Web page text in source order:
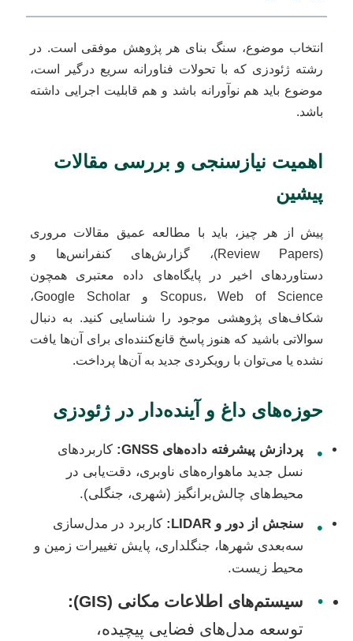
انتخاب موضوع، سنگ بنای هر پژوهش موفقی است. در
رشته ژئودزی که با تحولات فناورانه سریع درگیر است،
موضوع باید هم نوآورانه باشد و هم قابلیت اجرایی داشته
باشد.
اهمیت نیازسنجی و بررسی مقالات
پیشین
پیش از هر چیز، باید با مطالعه عمیق مقالات مروری
(Review Papers)، گزارش‌های کنفرانس‌ها و
دستاوردهای اخیر در پایگاه‌های داده معتبری همچون
Scopus، Web of Science و Google Scholar،
شکاف‌های پژوهشی موجود را شناسایی کنید. به دنبال
سوالاتی باشید که هنوز پاسخ قانع‌کننده‌ای برای آن‌ها یافت
نشده یا می‌توان با رویکردی جدید به آن‌ها پرداخت.
حوزه‌های داغ و آینده‌دار در ژئودزی
• پردازش پیشرفته داده‌های GNSS:
کاربردهای
نسل جدید ماهواره‌های ناوبری، دقت‌یابی در
محیط‌های چالش‌برانگیز (شهری، جنگلی).
• سنجش از دور و LIDAR:
کاربرد در مدل‌سازی
سه‌بعدی شهرها، جنگلداری، پایش تغییرات زمین و
محیط زیست.
•
سیستم‌های اطلاعات مکانی (GIS):
توسعه مدل‌های فضایی پیچیده،